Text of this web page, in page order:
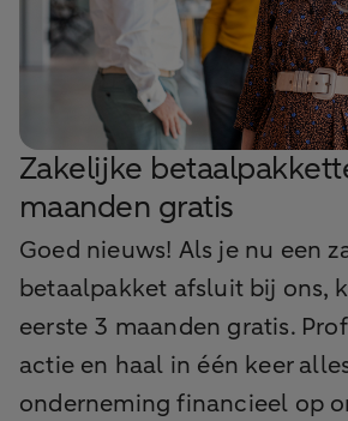
Zakelijke
maanden gratis
Goed nieuws! Als je nu een
betaalpakket afsluit bij ons,
eerste 3 maanden gratis.
actie en haal in één keer
onderneming financieel op